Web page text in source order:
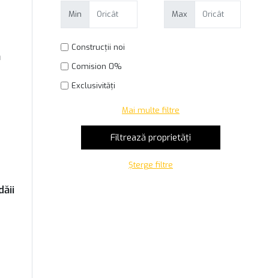
Min Max
Construcții noi
Comision 0%
Exclusivități
Mai multe filtre
Șterge filtre